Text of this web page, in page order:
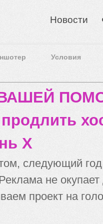
Новости
Условия
ВАШЕЙ
X
следующий
не
проект на